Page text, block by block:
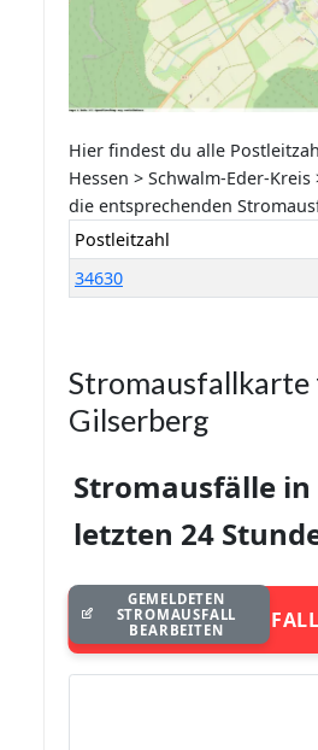
Hier findest du alle
Hessen > Schwalm-Eder-
die entsprechenden
Postleitzahl
34630
Gilserberg
Stromausfälle in
letzten 24
GEMELDETEN
STROMAUSFALL
BEARBEITEN